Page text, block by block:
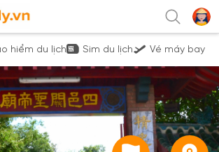
hiểm du lịch Sim du lịch Vé máy bay